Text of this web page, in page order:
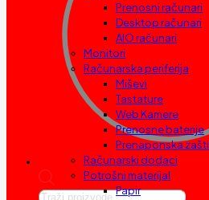
Products
Prenosni računari
Desktop računari
AIO računari
Monitori
Računarska periferija
Miševi
Tastature
Web Kamere
Prenosne baterije
Prenaponska
Računarski dodaci
Potrošni materijal
Papir